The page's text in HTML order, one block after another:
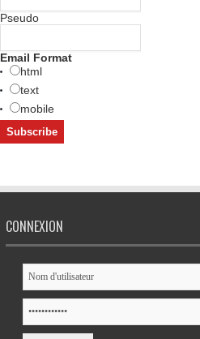
Pseudo
Email Format
html
text
mobile
CONNEXION